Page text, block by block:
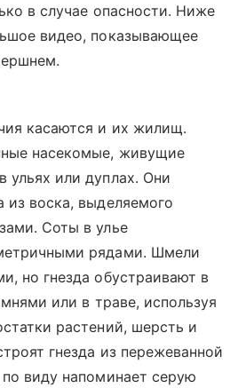
в случае опасности. Ниже
видео, показывающее
касаются и их жилищ.
насекомые, живущие
или дуплах. Они
воска, выделяемого
Соты в улье
рядами. Шмели
но гнезда обустраивают в
или в траве, используя
растений, шерсть и
гнезда из пережеванной
виду напоминает серую